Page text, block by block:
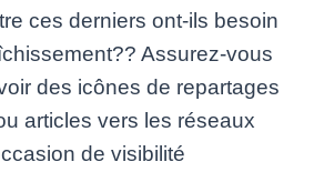
ces derniers ont-ils besoin
Assurez-vous
des icônes de repartages
articles vers les réseaux
de visibilité